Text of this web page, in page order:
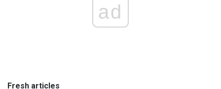
ad
Fresh articles